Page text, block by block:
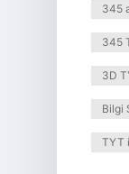
345
345
3D
Bilgi
TYT